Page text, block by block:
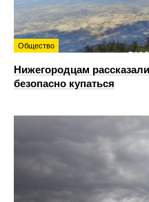
Общество
Нижегородцам
безопасно купаться